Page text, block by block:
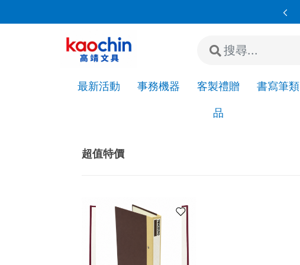
最新活動 事務機器 客製禮贈
品
書寫筆類
超值特價